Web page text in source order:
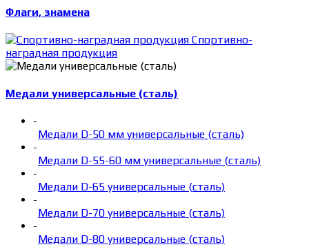
Флаги, знамена
Спортивно-
наградная продукция
Медали универсальные (сталь)
-
Медали D-50 мм универсальные (сталь)
-
Медали D-55-60 мм универсальные (сталь)
-
Медали D-65 универсальные (сталь)
-
Медали D-70 универсальные (сталь)
-
Медали D-80 универсальные (сталь)